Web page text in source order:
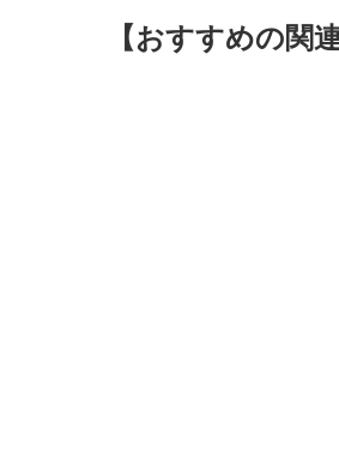
【おすすめの関